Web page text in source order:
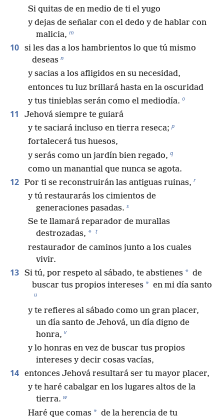
Si quitas de en medio de ti el yugo
y dejas de señalar con el dedo y de hablar con
malicia, m
10 si les das a los hambrientos lo que tú mismo
deseas n
y sacias a los afligidos en su necesidad,
entonces tu luz brillará hasta en la oscuridad
y tus tinieblas serán como el mediodía. o
11
Jehová siempre te guiará
y te saciará incluso en tierra reseca; p
fortalecerá tus huesos,
y serás como un jardín bien regado, q
como un manantial que nunca se agota.
12 Por ti se reconstruirán las antiguas ruinas, r
y tú restaurarás los cimientos de
generaciones pasadas. s
Se te llamará reparador de murallas
destrozadas, * t
restaurador de caminos junto a los cuales
vivir.
13 Si tú, por respeto al sábado, te abstienes * de
buscar tus propios intereses * en mi día santo
u
y te refieres al sábado como un gran placer,
un día santo de Jehová, un día digno de
honra, v
y lo honras en vez de buscar tus propios
intereses y decir cosas vacías,
14 entonces Jehová resultará ser tu mayor placer,
y te haré cabalgar en los lugares altos de la
tierra. w
Haré que comas * de la herencia de tu